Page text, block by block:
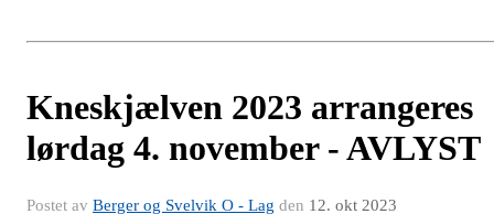
Kneskjælven 2023 arrangeres
lørdag 4. november - AVLYST
Postet av Berger og Svelvik O - Lag den 12. okt 2023